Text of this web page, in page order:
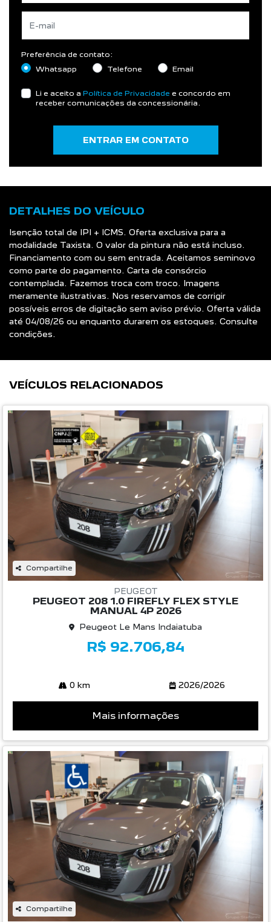
Preferência de contato:
Whatsapp
Telefone Email
Li e aceito a Política de Privacidade e concordo em
receber comunicações da concessionária.
ENTRAR EM CONTATO
DETALHES DO VEÍCULO
Isenção total de IPI + ICMS. Oferta exclusiva para a
modalidade Taxista. O valor da pintura não está incluso.
Financiamento com ou sem entrada. Aceitamos seminovo
como parte do pagamento. Carta de consórcio
contemplada. Fazemos troca com troco. Imagens
meramente ilustrativas. Nos reservamos de corrigir
possíveis erros de digitação sem aviso prévio. Oferta válida
até 04/08/26 ou enquanto durarem os estoques. Consulte
condições.
VEÍCULOS RELACIONADOS
Compartilhe
PEUGEOT
PEUGEOT 208 1.0 FIREFLY FLEX STYLE
MANUAL 4P 2026
Peugeot Le Mans Indaiatuba
R$ 92.706,84
0 km 2026/2026
Mais informações
Compartilhe